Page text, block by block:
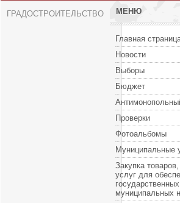
ГРАДОСТРОИТЕЛЬСТВО МЕНЮ
Главная
Новости
Выборы
Бюджет
Проверки
Фотоальбомы
Муниципальные
Закупка
услуг для
муниципальных